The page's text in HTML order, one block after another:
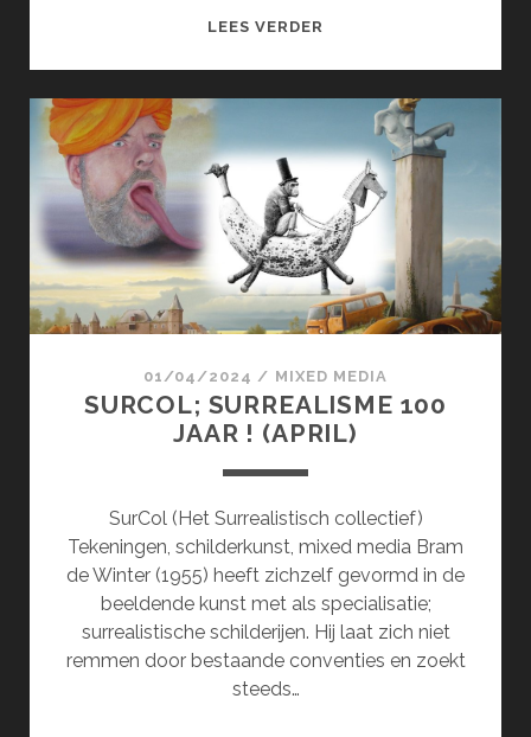
LEES VERDER
FAIRYTALES
01/04/2024 / MIXED MEDIA
SURCOL; SURREALISME 100
JAAR ! (APRIL)
SurCol (Het Surrealistisch collectief)
Tekeningen, schilderkunst, mixed media Bram
de Winter (1955) heeft zichzelf gevormd in de
beeldende kunst met als specialisatie;
surrealistische schilderijen. Hij laat zich niet
remmen door bestaande conventies en zoekt
steeds…